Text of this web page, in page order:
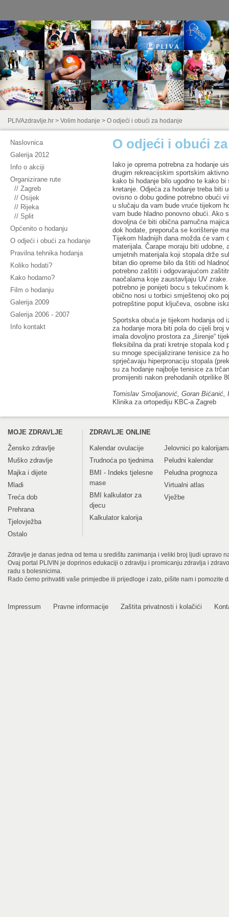
PLIVAzdravlje.hr > Volim hodanje > O odjeći i obući za hodanje
Naslovnica
Galerija 2012
Info o akciji
Organizirane rute
// Zagreb
// Osijek
// Rijeka
// Split
Općenito o hodanju
O odjeći i obući za hodanje
Pravilna tehnika hodanja
Koliko hodati?
Kako hodamo?
Film o hodanju
Galerija 2009
Galerija 2006 - 2007
Info kontakt
O odjeći i obući
Iako je oprema potrebna za hodanje
drugim rekreacijskim sportskim
kako bi hodanje bilo ugodno te kako
kretanje. Odjeća za hodanje treba biti
ovisno o dobu godine potrebno obući
u slučaju da vam bude vruće tijekom
vam bude hladno ponovno obući. Ako
dovoljna će biti obična pamučna
dok hodate, preporuča se korištenje
Tijekom hladnijih dana možda će vam
materijala. Čarape moraju biti udobne,
umjetnih materijala koji stopala drže
bitan dio opreme bilo da štiti od
potrebno zaštiti i odgovarajućom
naočalama koje zaustavljaju UV
potrebno je ponijeti bocu s tekućinom
obično nosi u torbici smještenoj oko
potrepštine poput ključeva, osobne
Sportska obuća je tijekom hodanja od
za hodanje mora biti pola do cijeli broj
imala dovoljno prostora za „širenje“
fleksibilna da prati kretnje stopala kod
su mnoge specijalizirane tenisice za
sprječavaju hiperpronaciju stopala
su za hodanje najbolje tenisice za
promijeniti nakon prehodanih otprilike
Tomislav Smoljanović, Goran Bićanić,
Klinika za ortopediju KBC-a Zagreb
MOJE ZDRAVLJE
Žensko zdravlje
Muško zdravlje
Majka i dijete
Mladi
Treća dob
Prehrana
Tjelovježba
Ostalo
ZDRAVLJE ONLINE
Kalendar ovulacije
Trudnoća po tjednima
BMI - Indeks tjelesne
mase
BMI kalkulator za
djecu
Kalkulator kalorija
Jelovnici po
Peludni kalendar
Peludna prognoza
Virtualni atlas
Vježbe
Zdravlje je danas jedna od tema u središtu zanimanja i veliki broj ljudi upravo
Ovaj portal PLIVIN je doprinos edukaciji o zdravlju i promicanju zdravlja i
radu s bolesnicima.
Rado ćemo prihvatiti vaše primjedbe ili prijedloge i zato, pišite nam i pomozite
Impressum Pravne informacije Zaštita privatnosti i kolačići